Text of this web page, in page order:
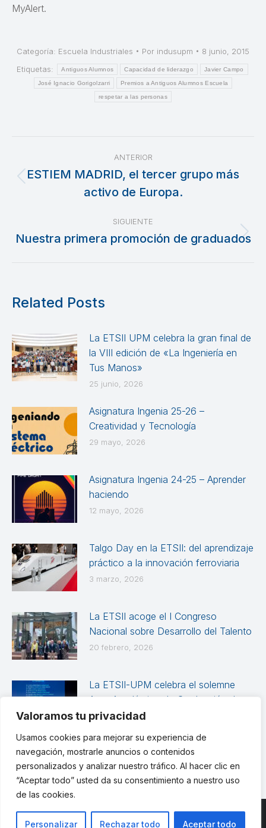
Valoramos tu privacidad
Usamos cookies para mejorar su experiencia de
navegación, mostrarle anuncios o contenidos
personalizados y analizar nuestro tráfico. Al hacer clic en
“Aceptar todo” usted da su consentimiento a nuestro uso
de las cookies.
Personalizar Rechazar todo Aceptar todo
MyAlert.
Categoría: Escuela Industriales Por indusupm
8 junio, 2015
Etiquetas:
Antiguos Alumnos Capacidad de liderazgo Javier Campo
José Ignacio Gorigolzarri Premios a Antiguos Alumnos Escuela
respetar a las personas
Navegación
entre
publicaciones
ANTERIOR
Publicación
anterior:
ESTIEM MADRID, el tercer grupo más
activo de Europa.
SIGUIENTE
Publicación
Nuestra primera promoción de graduados
Related Posts
La ETSII UPM celebra la gran final de
la VIII edición de «La Ingeniería en
Tus Manos»
25 junio, 2026
Asignatura Ingenia 25-26 –
Creatividad y Tecnología
29 mayo, 2026
Asignatura Ingenia 24-25 – Aprender
haciendo
12 mayo, 2026
Talgo Day en la ETSII: del aprendizaje
práctico a la innovación ferroviaria
3 marzo, 2026
La ETSII acoge el I Congreso
Nacional sobre Desarrollo del Talento
20 febrero, 2026
La ETSII-UPM celebra el solemne
Acto Académico de Graduación de
las promociones 2024-2025